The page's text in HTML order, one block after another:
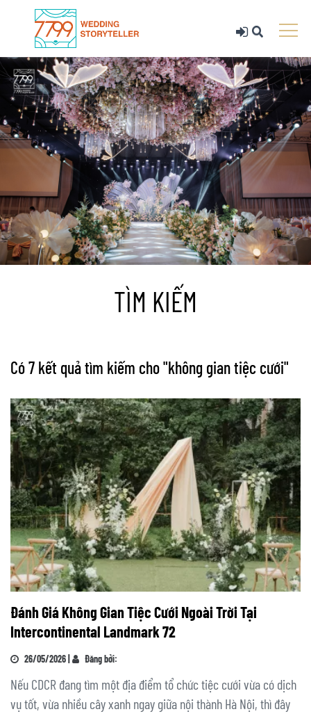
TÌM KIẾM
Có 7 kết quả tìm kiếm cho "không gian tiệc cưới"
Đánh Giá Không Gian Tiệc Cưới Ngoài Trời Tại
Intercontinental Landmark 72
26/05/2026 | Đăng bởi:
Nếu CDCR đang tìm một địa điểm tổ chức tiệc cưới vừa có dịch
vụ tốt, vừa nhiều cây xanh ngay giữa nội thành Hà Nội, thì đây